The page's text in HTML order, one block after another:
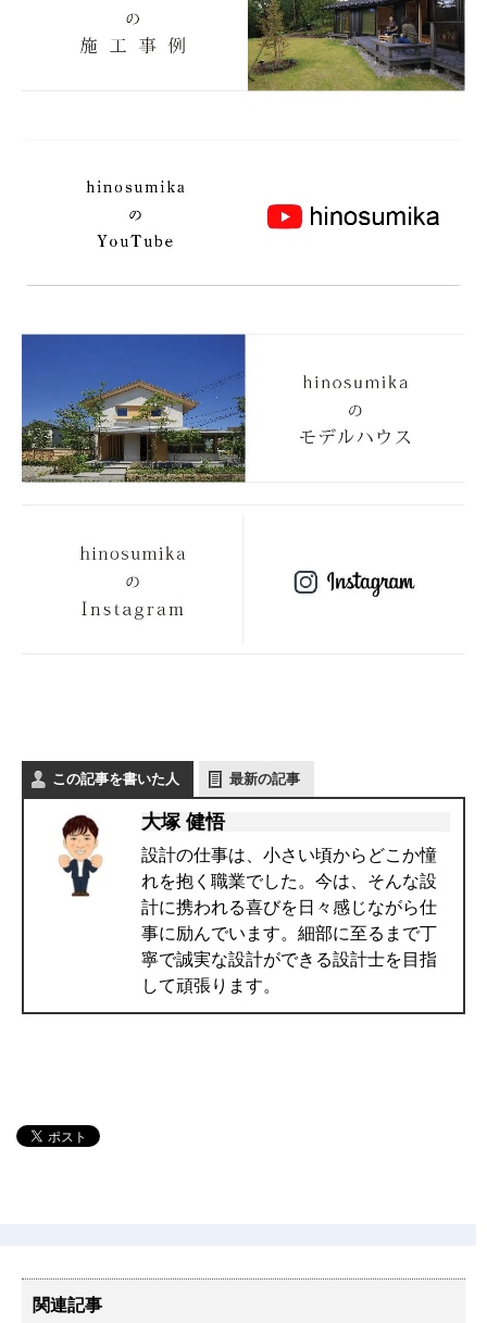
この記事を書いた人 最新の記事
大塚 健悟
設計の仕事は、小さい頃からどこか憧
れを抱く職業でした。今は、そんな設
計に携われる喜びを日々感じながら仕
事に励んでいます。細部に至るまで丁
寧で誠実な設計ができる設計士を目指
して頑張ります。
関連記事